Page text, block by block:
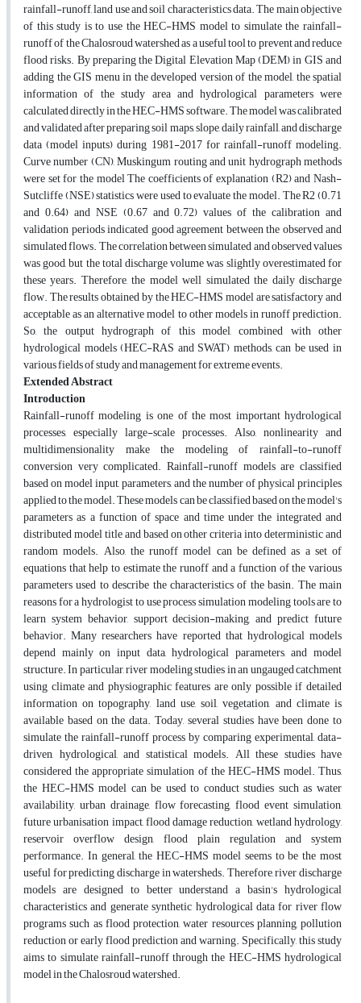
rainfall-runoff, land use and soil characteristics data. The main objective
of this study is to use the HEC-HMS model to simulate the rainfall-
runoff of the Chalosroud watershed as a useful tool to prevent and reduce
flood risks. By preparing the Digital Elevation Map (DEM) in GIS and
adding the GIS menu in the developed version of the model, the spatial
information of the study area and hydrological parameters were
calculated directly in the HEC-HMS software. The model was calibrated
and validated after preparing soil maps, slope, daily rainfall, and discharge
data (model inputs) during 1981-2017 for rainfall-runoff modeling.
Curve number (CN), Muskingum routing and unit hydrograph methods
were set for the model The coefficients of explanation (R2) and Nash-
Sutcliffe (NSE) statistics were used to evaluate the model. The R2 (0.71
and 0.64) and NSE (0.67 and 0.72) values of the calibration and
validation periods indicated good agreement between the observed and
simulated flows. The correlation between simulated and observed values
was good, but the total discharge volume was slightly overestimated for
these years. Therefore, the model well simulated the daily discharge
flow. The results obtained by the HEC-HMS model are satisfactory and
acceptable as an alternative model to other models in runoff prediction.
So, the output hydrograph of this model, combined with other
hydrological models (HEC-RAS and SWAT) methods, can be used in
various fields of study and management for extreme events.
Extended Abstract
Introduction
Rainfall-runoff modeling is one of the most important hydrological
processes, especially large-scale processes. Also, nonlinearity and
multidimensionality make the modeling of rainfall-to-runoff
conversion very complicated. Rainfall-runoff models are classified
based on model input, parameters, and the number of physical principles
applied to the model. These models can be classified based on the model's
parameters as a function of space and time under the integrated and
distributed model title and based on other criteria into deterministic and
random models. Also, the runoff model can be defined as a set of
equations that help to estimate the runoff and a function of the various
parameters used to describe the characteristics of the basin. The main
reasons for a hydrologist to use process simulation modeling tools are to
learn system behavior, support decision-making, and predict future
behavior. Many researchers have reported that hydrological models
depend mainly on input data, hydrological parameters, and model
structure. In particular, river modeling studies in an ungauged catchment
using climate and physiographic features are only possible if detailed
information on topography, land use, soil, vegetation, and climate is
available based on the data. Today, several studies have been done to
simulate the rainfall-runoff process by comparing experimental, data-
driven, hydrological, and statistical models. All these studies have
considered the appropriate simulation of the HEC-HMS model. Thus,
the HEC-HMS model can be used to conduct studies such as water
availability, urban drainage, flow forecasting, flood event simulation,
future urbanisation impact, flood damage reduction, wetland hydrology,
reservoir overflow design, flood plain regulation and system
performance. In general, the HEC-HMS model seems to be the most
useful for predicting discharge in watersheds. Therefore, river discharge
models are designed to better understand a basin's hydrological
characteristics and generate synthetic hydrological data for river flow
programs such as flood protection, water resources planning, pollution
reduction or early flood prediction and warning. Specifically, this study
aims to simulate rainfall-runoff through the HEC-HMS hydrological
model in the Chalosroud watershed.